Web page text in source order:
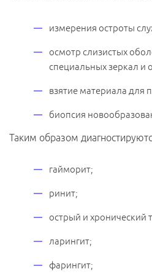
измерения остроты
осмотр слизистых
специальных зеркал и
взятие материала для
биопсия
Таким образом
гайморит;
ринит;
острый и хронический
ларингит;
фарингит;